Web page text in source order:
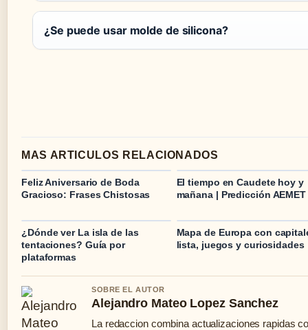
¿Se puede usar molde de silicona?
MAS ARTICULOS RELACIONADOS
Feliz Aniversario de Boda
Gracioso: Frases Chistosas
El tiempo en Caudete hoy y
mañana | Predicción AEMET
¿Dónde ver La isla de las
tentaciones? Guía por
plataformas
Mapa de Europa con
lista, juegos y curiosidades
SOBRE EL AUTOR
Alejandro Mateo Lopez Sanchez
La redaccion combina actualizaciones rapidas